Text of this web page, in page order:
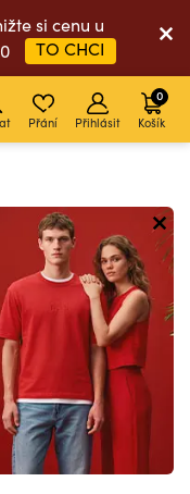
si cenu u
TO CHCI
Přání Přihlásit Košík
0